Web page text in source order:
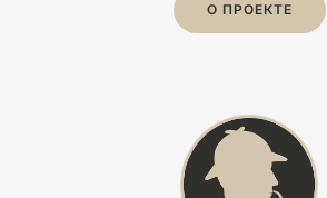
О ПРОЕКТЕ